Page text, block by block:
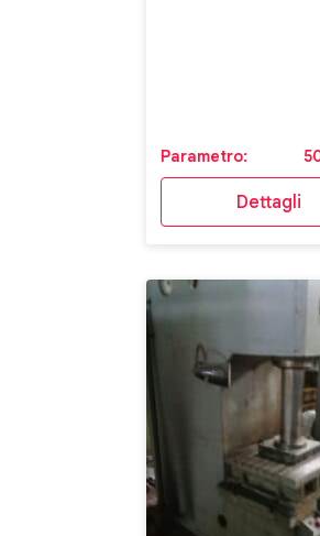
Parametro:
Dettagli